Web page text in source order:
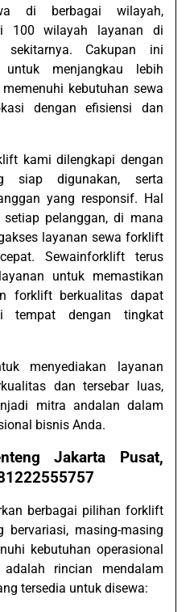
di berbagai wilayah,
100 wilayah layanan di
Cakupan ini
menjangkau lebih
kebutuhan sewa
dengan efisiensi dan
kami dilengkapi dengan
siap digunakan, serta
yang responsif. Hal
pelanggan, di mana
layanan sewa forklift
Sewainforklift terus
untuk memastikan
forklift berkualitas dapat
tempat dengan tingkat
menyediakan layanan
dan tersebar luas,
mitra andalan dalam
bisnis Anda.
Jakarta Pusat,
berbagai pilihan forklift
bervariasi, masing-masing
kebutuhan operasional
rincian mendalam
tersedia untuk disewa: